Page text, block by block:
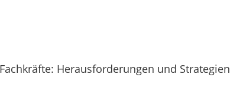
Herausforderungen und Strategien